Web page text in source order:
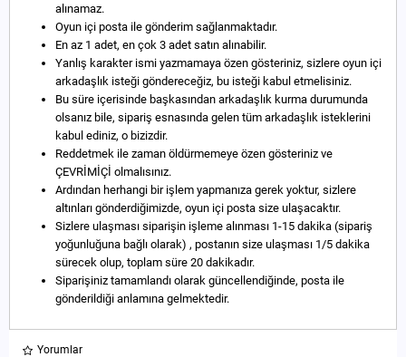
alınamaz.
Oyun içi posta ile gönderim sağlanmaktadır.
En az 1 adet, en çok 3 adet satın alınabilir.
Yanlış karakter ismi yazmamaya özen gösteriniz, sizlere oyun içi
arkadaşlık isteği göndereceğiz, bu isteği kabul etmelisiniz.
Bu süre içerisinde başkasından arkadaşlık kurma durumunda
olsanız bile, sipariş esnasında gelen tüm arkadaşlık isteklerini
kabul ediniz, o bizizdir.
Reddetmek ile zaman öldürmemeye özen gösteriniz ve
ÇEVRİMİÇİ olmalısınız.
Ardından herhangi bir işlem yapmanıza gerek yoktur, sizlere
altınları gönderdiğimizde, oyun içi posta size ulaşacaktır.
Sizlere ulaşması siparişin işleme alınması 1-15 dakika (sipariş
yoğunluğuna bağlı olarak) , postanın size ulaşması 1/5 dakika
sürecek olup, toplam süre 20 dakikadır.
Siparişiniz tamamlandı olarak güncellendiğinde, posta ile
gönderildiği anlamına gelmektedir.
Yorumlar